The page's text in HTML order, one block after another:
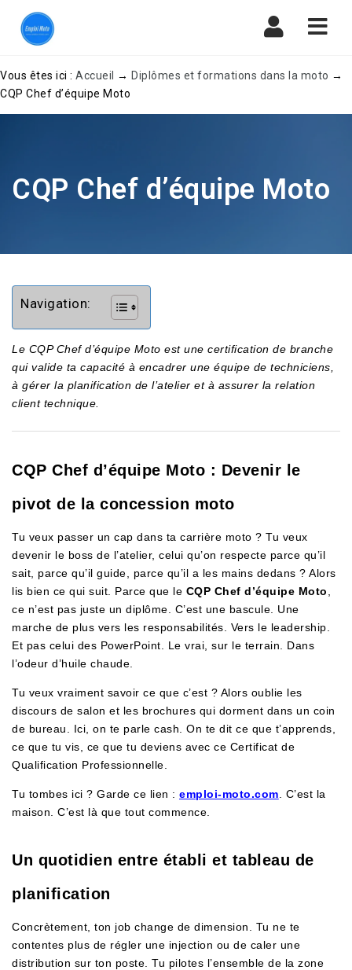
Vous êtes ici : Accueil → Diplômes et formations dans la moto →
CQP Chef d’équipe Moto
CQP Chef d’équipe Moto
Navigation:
Le CQP Chef d’équipe Moto est une certification de branche
qui valide ta capacité à encadrer une équipe de techniciens,
à gérer la planification de l’atelier et à assurer la relation
client technique.
CQP Chef d’équipe Moto : Devenir le
pivot de la concession moto
Tu veux passer un cap dans ta carrière moto ? Tu veux
devenir le boss de l’atelier, celui qu’on respecte parce qu’il
sait, parce qu’il guide, parce qu’il a les mains dedans ? Alors
lis bien ce qui suit. Parce que le CQP Chef d’équipe Moto
ce n’est pas juste un diplôme. C’est une bascule. Une
marche de plus vers les responsabilités. Vers le leadership.
Et pas celui des PowerPoint. Le vrai, sur le terrain. Dans
l’odeur d’huile chaude.
Tu veux vraiment savoir ce que c’est ? Alors oublie les
discours de salon et les brochures qui dorment dans un coin
de bureau. Ici, on te parle cash. On te dit ce que t’apprends,
ce que tu vis, ce que tu deviens avec ce Certificat de
Qualification Professionnelle.
Tu tombes ici ? Garde ce lien : emploi-moto.com . C’est la
maison. C’est là que tout commence.
Un quotidien entre établi et tableau de
planification
Concrètement, ton job change de dimension. Tu ne te
contentes plus de régler une injection ou de caler une
distribution sur ton poste. Tu pilotes l’ensemble de la zone